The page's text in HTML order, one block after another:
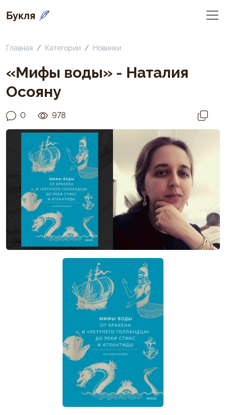
Букля
Главная Категории Новинки
«Мифы воды» - Наталия
Осояну
0 978